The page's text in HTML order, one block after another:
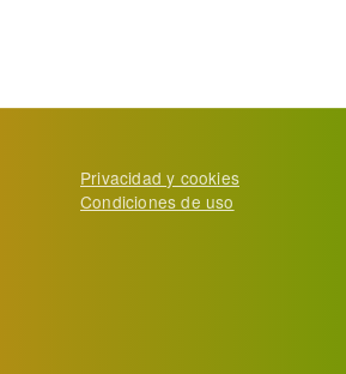
Privacidad y cookies
Condiciones de uso